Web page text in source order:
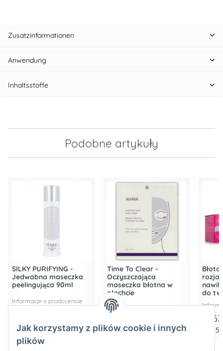
Zusatzinformationen
Anwendung
Inhaltsstoffe
Podobne artykuły
SILKY PURIFYING -
Jedwabna maseczka
peelingująca 90ml
Informacje o producencie
1.037,94 € za 1 l
Time To Clear -
Oczyszczająca
maseczka błotna w
płachcie
Informacje o producencie
14,28 €*
do
Jak korzystamy z plików cookie i innych
plików